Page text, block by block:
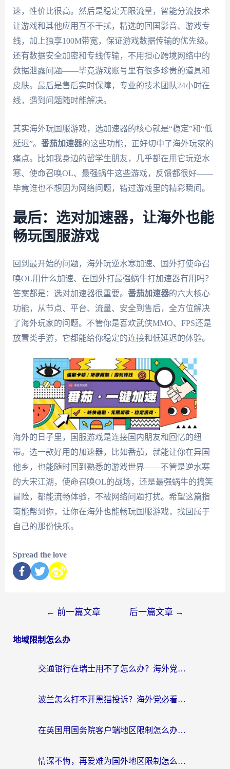
速，性价比很高。然后是稳定无限流量，智能分流技术
让游戏和其他应用互不干扰，精选的回国影音、游戏专
线，加上独享100M带宽，保证游戏数据传输的优先级。
还有数据安全加密和专线传输，不用担心跨境网络中的
数据泄露问题——毕竟游戏账号里有很多珍贵的道具和
皮肤。最后是售后实时保障，专业的技术团队24小时在
线，遇到问题随时能解决。
其实海外玩国服游戏，选加速器的核心就是“稳定”和“低
延迟”。 番茄加速器的这些功能，正好切中了海外玩家的
痛点。比如我身边的留学生朋友，几乎都在用它玩逆水
寒、使命召唤OL、最强蜗牛这些游戏，反馈都很好——
毕竟谁也不想因为网络问题，错过游戏里的精彩瞬间。
最后：选对加速器，让海外也能
畅玩国服游戏
回到最开始的问题，海外玩逆水寒加速、国外打使命召
唤OL用什么加速、在国外打最强蜗牛打加速器有用吗？
答案都是：选对加速器很重要。 番茄加速器的六大核心
功能，从节点、平台、流量、安全到售后，全方位解决
了海外玩家的问题。不管你是喜欢武侠MMO、FPS还是
放置类手游，它都能给你稳定的连接和低延迟的体验。
海外的日子里，国服游戏是连接国内朋友和回忆的纽
带。选一款好用的加速器，比如番茄，就能让你在异国
他乡，也能随时回到熟悉的游戏世界——不管是逆水寒
的大宋江湖，使命召唤OL的战场，还是最强蜗牛的搞笑
冒险，都能流畅体验，不被网络问题打扰。希望这篇指
南能帮到你，让你在海外也能畅玩国服游戏，找回属于
自己的那份快乐。
Spread the love
← 前一篇文章 后一篇文章 →
地域限制怎么办
交通银行在瑞士用不了怎么办？海外党必备回国加速器指南，追剧游戏全搞定
波兰怎么打不开黑猫投诉？海外党必看的回国加速器选择指南（解决追剧社保音乐难题）
在英国用国务院客户端地区限制怎么办？海外党必看的回国加速实用指南
情深不悔，再爱难为国外地区限制怎么看？海外党追剧听歌的破局指南